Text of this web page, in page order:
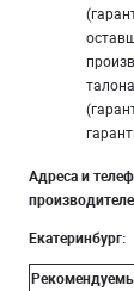
Адреса и
Екатеринбург: